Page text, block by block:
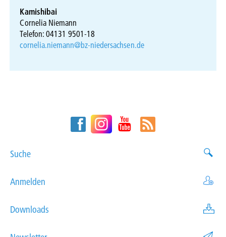
Kamishibai
Cornelia Niemann
Telefon: 04131 9501-18
cornelia.niemann@bz-niedersachsen.de
Suche
Anmelden
Downloads